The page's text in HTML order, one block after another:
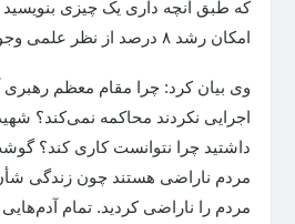
که طبق آنچه داری یک چیزی بنویسید
امکان رشد ۸ درصد از نظر علمی وجود ندارد.
وی بیان کرد: چرا مقام معظم رهبری
اجرایی نکردند محاکمه نمی‌کند؟
داشتید چرا نتوانست کاری کند؟
مردم ناراضی هستند چون زندگی
مردم را ناراضی کردید. تمام